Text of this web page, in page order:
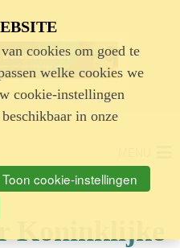
Koninklijke
cookies om goed te
welke cookies we
cookie-instellingen
in onze
Toon cookie-instellingen